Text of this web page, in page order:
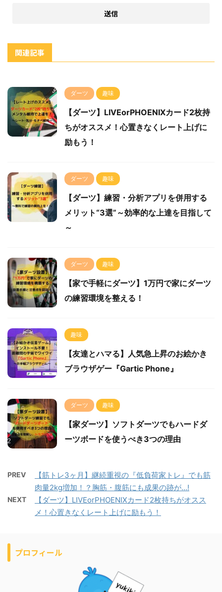
関連記事
ダーツ 趣味
【ダーツ】LIVEorPHOENIXカード2枚持
ちがオススメ！心置きなくレート上げに
励もう！
ダーツ 趣味
【ダーツ】練習・分析アプリを併用する
メリット“3選”～効率的な上達を目指して
～
ダーツ 趣味
【家で手軽にダーツ】1万円で家にダーツ
の練習環境を整える！
趣味
【友達とハマる】人気急上昇のお絵かき
ブラウザゲー『Gartic Phone』
ダーツ 趣味
【家ダーツ】ソフトダーツでもハードダ
ーツボードを使うべき3つの理由
PREV
【筋トレ3ヶ月】継続重視の『低負荷家トレ』でも筋
肉量2kg増加！？胸筋・腹筋にも成果の跡が…!
NEXT
【ダーツ】LIVEorPHOENIXカード2枚持ちがオスス
メ！心置きなくレート上げに励もう！
プロフィール